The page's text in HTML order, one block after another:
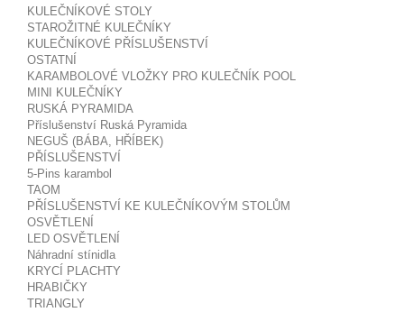
KULEČNÍKOVÉ STOLY
STAROŽITNÉ KULEČNÍKY
KULEČNÍKOVÉ PŘÍSLUŠENSTVÍ
OSTATNÍ
KARAMBOLOVÉ VLOŽKY PRO KULEČNÍK POOL
MINI KULEČNÍKY
RUSKÁ PYRAMIDA
Příslušenství Ruská Pyramida
NEGUŠ (BÁBA, HŘÍBEK)
PŘÍSLUŠENSTVÍ
5-Pins karambol
TAOM
PŘÍSLUŠENSTVÍ KE KULEČNÍKOVÝM STOLŮM
OSVĚTLENÍ
LED OSVĚTLENÍ
Náhradní stínidla
KRYCÍ PLACHTY
HRABIČKY
TRIANGLY